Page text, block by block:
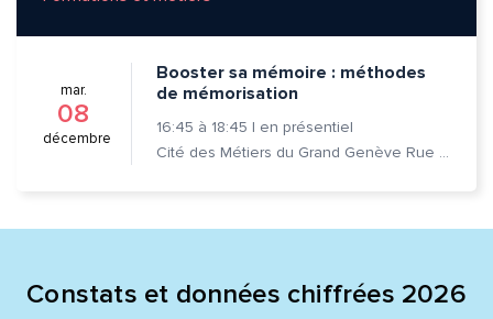
mar.
08
décembre
Booster sa mémoire : méthodes
de mémorisation
16:45 à 18:45 | en présentiel
Cité des Métiers du Grand Genève Rue Prévost-Martin 6 1205 Genève
Constats et données chiffrées 2026
Message*
Envoyer
Commentaire*
Envoyer